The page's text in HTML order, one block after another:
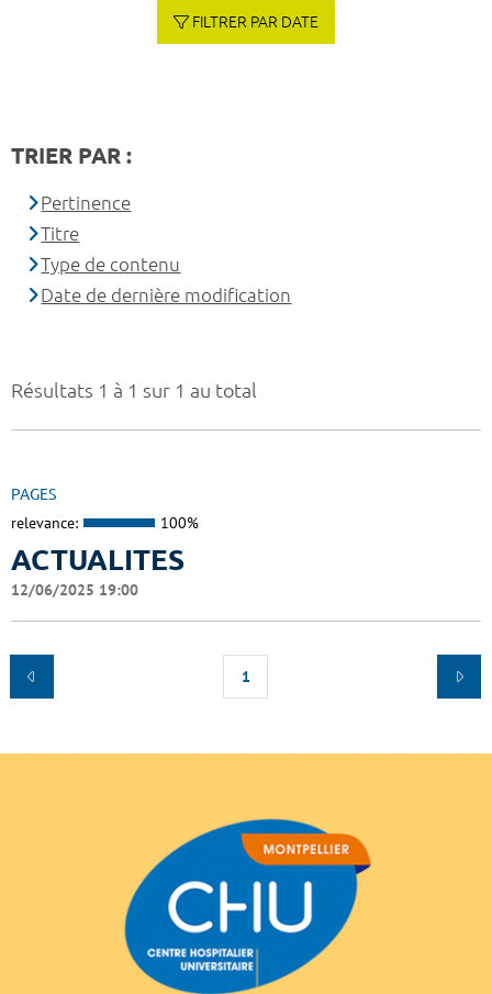
Résultats 1 à 1 sur 1 au total
PAGES
relevance: 100%
ACTUALITES
12/06/2025 19:00
1
FILTRER PAR DATE
TRIER PAR :
Pertinence
Titre
Type de contenu
Date de dernière modification